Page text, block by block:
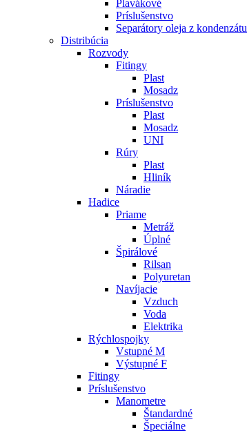
Plavákové
Príslušenstvo
Separátory oleja z kondenzátu
Distribúcia
Rozvody
Fitingy
Plast
Mosadz
Príslušenstvo
Plast
Mosadz
UNI
Rúry
Plast
Hliník
Náradie
Hadice
Priame
Metráž
Úplné
Špirálové
Rilsan
Polyuretan
Navíjacie
Vzduch
Voda
Elektrika
Rýchlospojky
Vstupné M
Výstupné F
Fitingy
Príslušenstvo
Manometre
Štandardné
Špeciálne